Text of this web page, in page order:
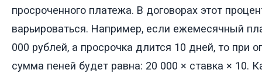
просроченного платежа. В договорах этот
варьироваться. Например, если ежемесячный
000 рублей, а просрочка длится 10 дней, то при
сумма пеней будет равна: 20 000 × ставка × 10.